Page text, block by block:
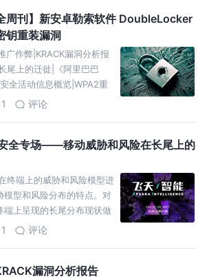
周刊】新安卓勒索软件 DoubleLocker
钥重装漏洞
广作弊|KRACK漏洞分析报
尾上的迁徙|《阿里巴巴
全活动信息概览|WPA2重
之apk文件签名|iOS 应用
1 评论
全专场——移动威胁和风险在长尾上的
终端上的威胁和风险模型进
模型和风险分布的特点。对
端上呈现的长尾分布现状做
变化和迁徙进行分析。从
1 评论
漏洞分析报告